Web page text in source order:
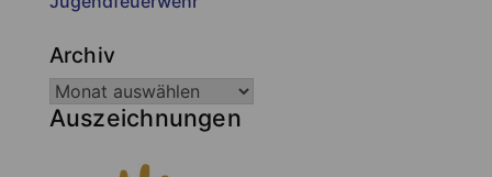
Archiv
Auszeichnungen